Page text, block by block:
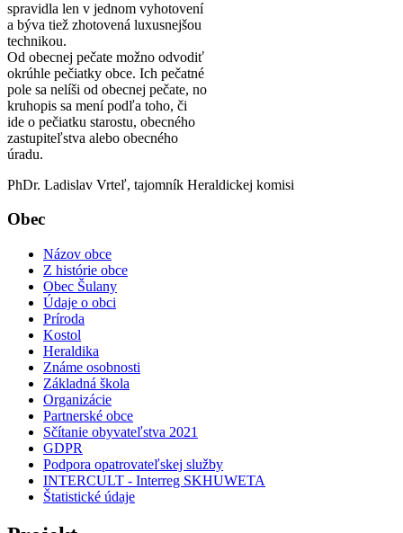
spravidla len v jednom vyhotovení
a býva tiež zhotovená luxusnejšou
technikou.
Od obecnej pečate možno odvodiť
okrúhle pečiatky obce. Ich pečatné
pole sa nelíši od obecnej pečate, no
kruhopis sa mení podľa toho, či
ide o pečiatku starostu, obecného
zastupiteľstva alebo obecného
úradu.
PhDr. Ladislav Vrteľ, tajomník Heraldickej komisi
Obec
Názov obce
Z histórie obce
Obec Šulany
Údaje o obci
Príroda
Kostol
Heraldika
Známe osobnosti
Základná škola
Organizácie
Partnerské obce
Sčítanie obyvateľstva 2021
GDPR
Podpora opatrovateľskej služby
INTERCULT - Interreg SKHUWETA
Štatistické údaje